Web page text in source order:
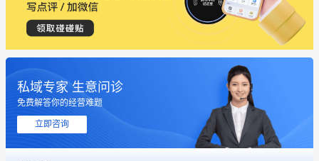
私域专家 生意问诊
免费解答你的经营难题
立即咨询
这个营销策划案例推荐大家看一下
用有赞就能在微信、小红书同时经营了
餐饮也得靠私域和服务提高竞争力